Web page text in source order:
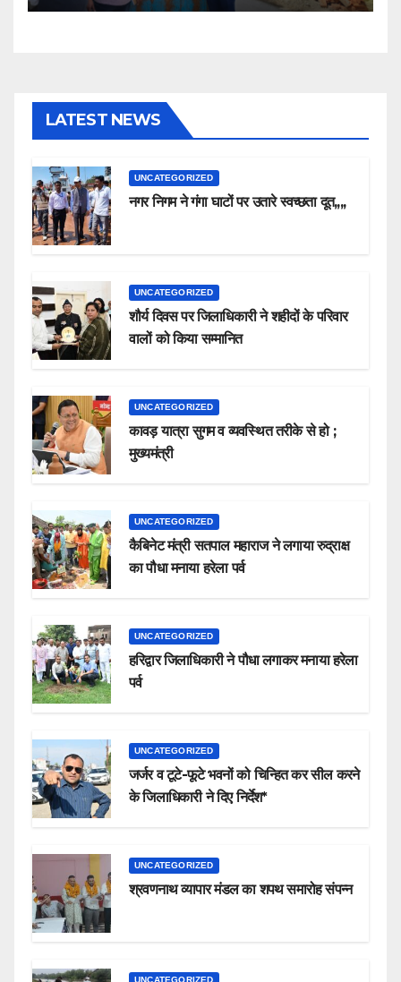
LATEST NEWS
UNCATEGORIZED
नगर निगम ने गंगा घाटों पर उतारे स्वच्छता दूत,,,,
UNCATEGORIZED
शौर्य दिवस पर जिलाधिकारी ने शहीदों के परिवार
वालों को किया सम्मानित
UNCATEGORIZED
कावड़ यात्रा सुगम व व्यवस्थित तरीके से हो ;
मुख्यमंत्री
UNCATEGORIZED
कैबिनेट मंत्री सतपाल महाराज ने लगाया रुद्राक्ष
का पौधा मनाया हरेला पर्व
UNCATEGORIZED
हरिद्वार जिलाधिकारी ने पौधा लगाकर मनाया हरेला
पर्व
UNCATEGORIZED
जर्जर व टूटे-फूटे भवनों को चिन्हित कर सील करने
के जिलाधिकारी ने दिए निर्देश*
UNCATEGORIZED
श्रवणनाथ व्यापार मंडल का शपथ समारोह संपन्न
UNCATEGORIZED